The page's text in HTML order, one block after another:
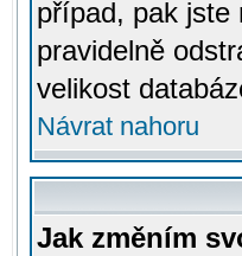
případ, pak jste
pravidelně
velikost
Návrat nahoru
Jak změním